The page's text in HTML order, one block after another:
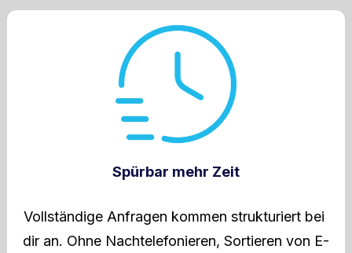
Spürbar mehr Zeit
Vollständige Anfragen kommen strukturiert bei
dir an. Ohne Nachtelefonieren, Sortieren von E-